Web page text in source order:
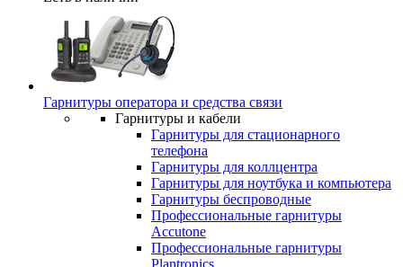
Гарнитуры оператора и средства связи
Гарнитуры и кабели
Гарнитуры для стационарного
телефона
Гарнитуры для коллцентра
Гарнитуры для ноутбука и компьютера
Гарнитуры беспроводные
Профессиональные гарнитуры
Accutone
Профессиональные гарнитуры